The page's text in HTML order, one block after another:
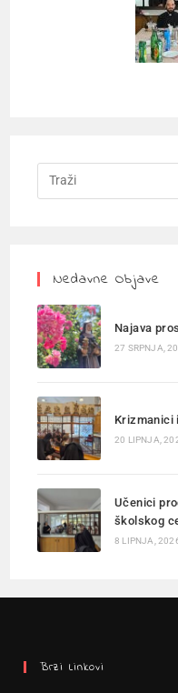
Nedavne Objave
Najava
27 SRPNJA,
Krizmanici
20 LIPNJA,
Učenici
školskog
8 LIPNJA,
Brzi Linkovi